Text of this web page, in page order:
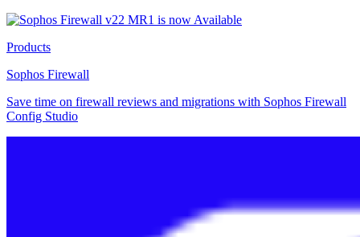
Products
Sophos Firewall
Save time on firewall reviews and migrations with Sophos Firewall
Config Studio